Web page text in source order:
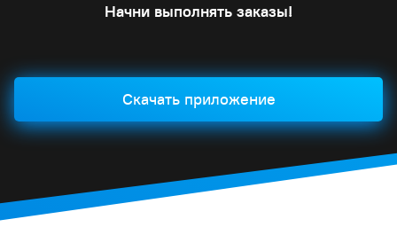
Начни выполнять заказы!
Скачать приложение